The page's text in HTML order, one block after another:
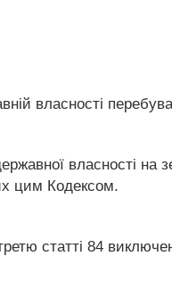
власності
власності на
цим Кодексом.
статті 84